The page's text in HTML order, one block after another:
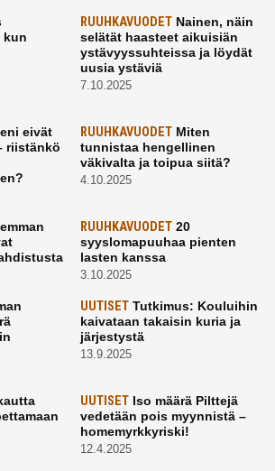
kun
RUUHKAVUODETNainen, näin
selätät haasteet aikuisiän
ystävyyssuhteissa ja löydät
uusia ystäviä
7.10.2025
eivät
riistänkö
RUUHKAVUODETMiten
tunnistaa hengellinen
väkivalta ja toipua siitä?
4.10.2025
RUUHKAVUODET20
syyslomapuuhaa pienten
lasten kanssa
3.10.2025
UUTISETTutkimus: Kouluihin
kaivataan takaisin kuria ja
järjestystä
13.9.2025
UUTISETIso määrä Pilttejä
vedetään pois myynnistä –
homemyrkkyriski!
12.4.2025